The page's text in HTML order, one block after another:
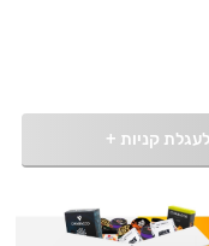
קניות +